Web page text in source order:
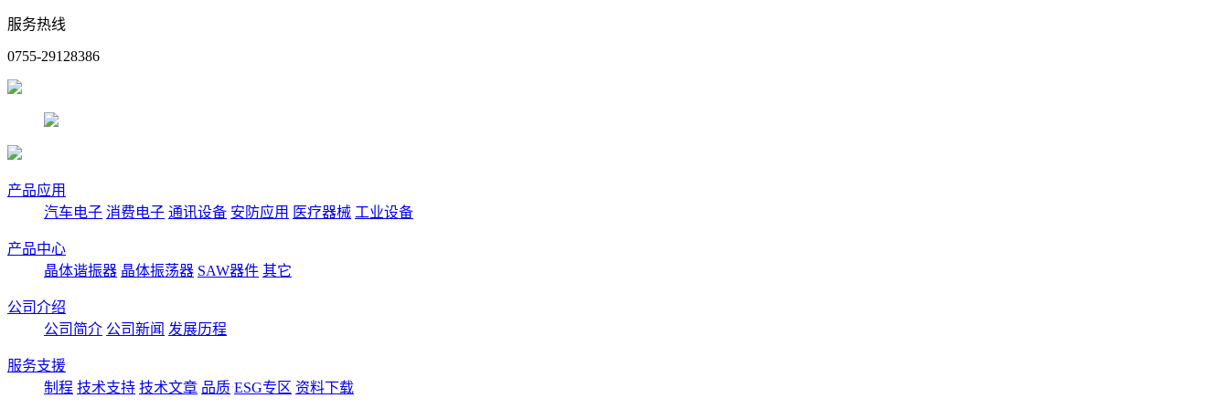
服务热线
0755-29128386
产品应用
汽车电子 消费电子 通讯设备 安防应用 医疗器械 工业设备
产品中心
晶体谐振器 晶体振荡器 SAW器件 其它
公司介绍
公司简介 公司新闻 发展历程
服务支援
制程 技术支持 技术文章 品质 ESG专区 资料下载